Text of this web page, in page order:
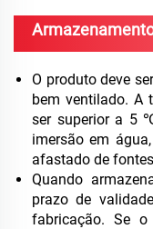
O produto deve
bem ventilado. A
ser superior a 5
imersão em
afastado de
Quando
prazo de
fabricação. Se